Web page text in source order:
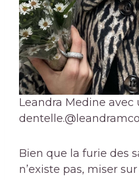
Leandra Medine avec
dentelle.
Bien que la furie des
n’existe pas, miser sur